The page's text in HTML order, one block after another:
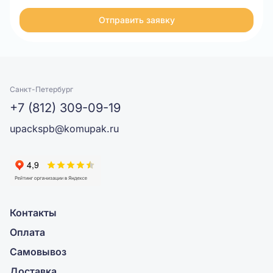
Отправить заявку
Санкт-Петербург
+7 (812) 309-09-19
upackspb@komupak.ru
Контакты
Оплата
Самовывоз